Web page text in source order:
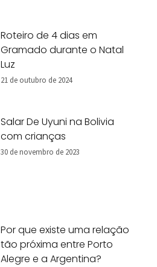
Roteiro de 4 dias em
Gramado durante o Natal
Luz
21 de outubro de 2024
Salar De Uyuni na Bolivia
com crianças
30 de novembro de 2023
Por que existe uma relação
tão próxima entre Porto
Alegre e a Argentina?